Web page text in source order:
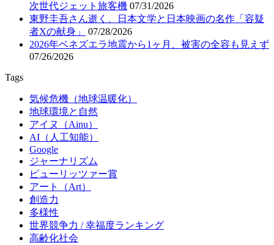
次世代ジェット旅客機 07/31/2026
東野圭吾さん逝く、日本文学と日本映画の名作「容疑
者Xの献身」
07/28/2026
2026年ベネズエラ地震から1ヶ月、被害の全容も見えず
07/26/2026
Tags
気候危機（地球温暖化）
地球環境と自然
アイヌ（Ainu）
AI（人工知能）
Google
ジャーナリズム
ピューリッツァー賞
アート（Art）
創造力
多様性
世界競争力 / 幸福度ランキング
高齢化社会